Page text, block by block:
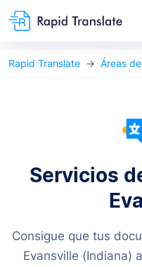
Rapid Translate Áreas
Servicios
Consigue que tus
Evansville (Indiana)